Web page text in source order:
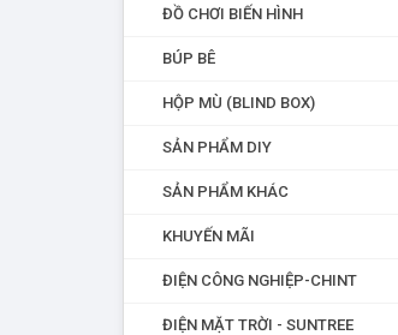
ĐỒ CHƠI BIẾN HÌNH
BÚP BÊ
HỘP MÙ (BLIND BOX)
SẢN PHẨM DIY
SẢN PHẨM KHÁC
KHUYẾN MÃI
ĐIỆN CÔNG NGHIỆP-CHINT
ĐIỆN MẶT TRỜI - SUNTREE